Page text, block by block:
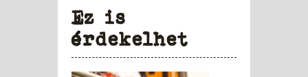
Ez is
érdekelhet